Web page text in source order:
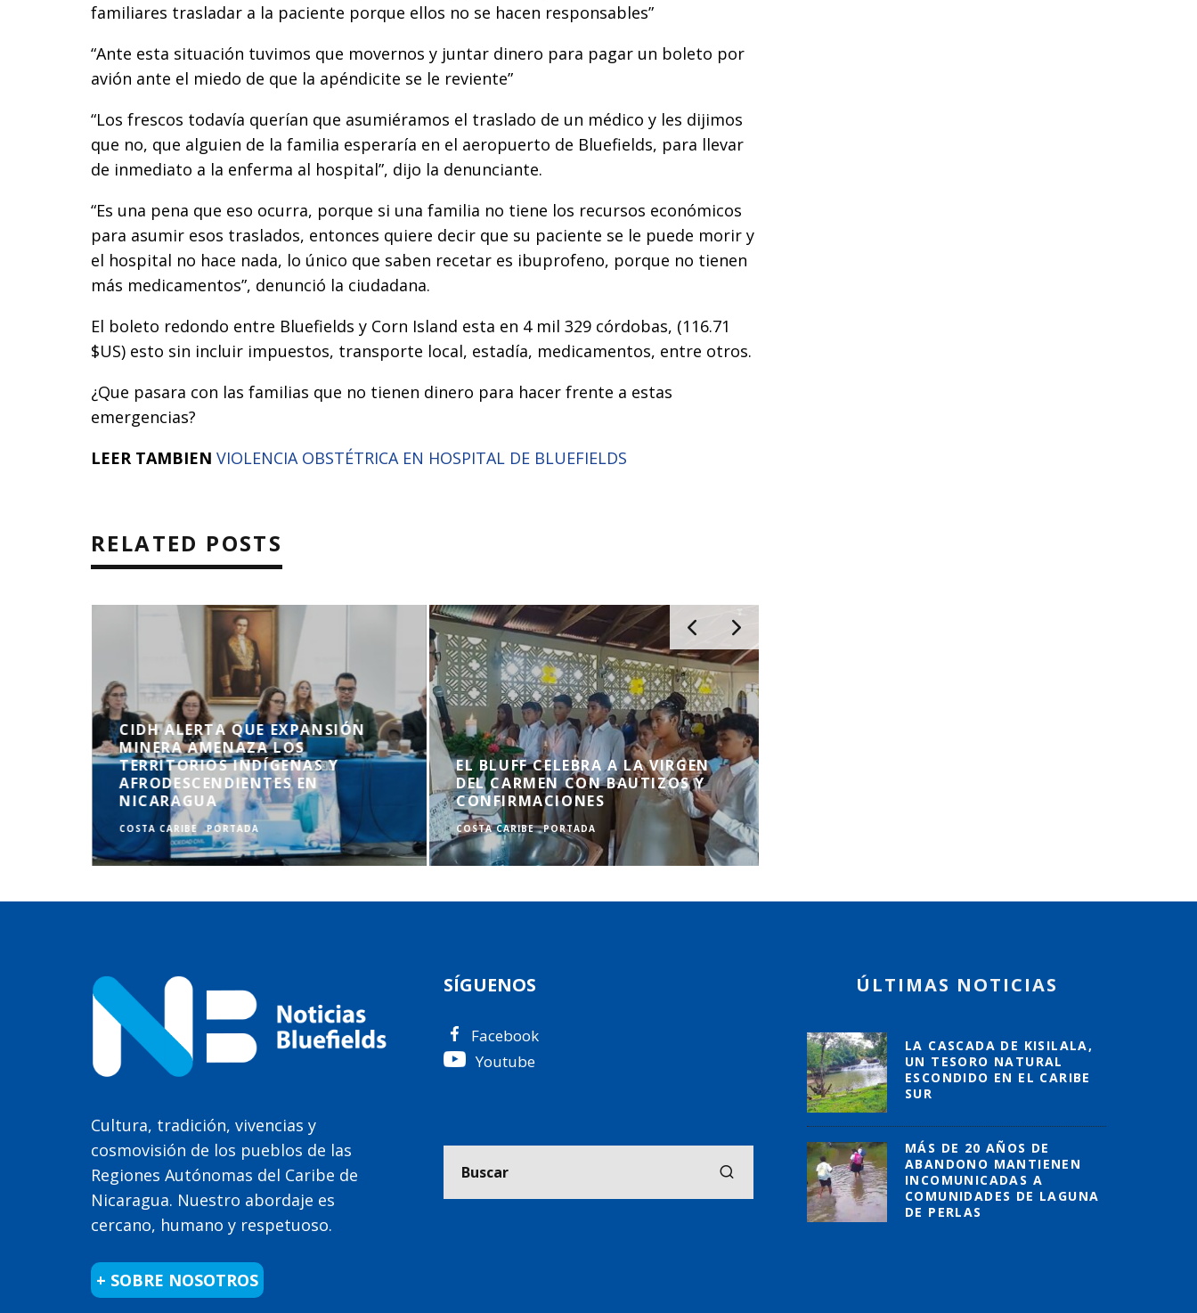
familiares trasladar a la paciente porque ellos no se hacen responsables”
“Ante esta situación tuvimos que movernos y juntar dinero para pagar un boleto por
avión ante el miedo de que la apéndicite se le reviente”
“Los frescos todavía querían que asumiéramos el traslado de un médico y les dijimos
que no, que alguien de la familia esperaría en el aeropuerto de Bluefields, para llevar
de inmediato a la enferma al hospital”, dijo la denunciante.
“Es una pena que eso ocurra, porque si una familia no tiene los recursos económicos
para asumir esos traslados, entonces quiere decir que su paciente se le puede morir y
el hospital no hace nada, lo único que saben recetar es ibuprofeno, porque no tienen
más medicamentos”, denunció la ciudadana.
El boleto redondo entre Bluefields y Corn Island esta en 4 mil 329 córdobas, (116.71
$US) esto sin incluir impuestos, transporte local, estadía, medicamentos, entre otros.
¿Que pasara con las familias que no tienen dinero para hacer frente a estas
emergencias?
LEER TAMBIEN VIOLENCIA OBSTÉTRICA EN HOSPITAL DE BLUEFIELDS
RELATED POSTS
CIDH ALERTA QUE EXPANSIÓN
MINERA AMENAZA LOS
TERRITORIOS INDÍGENAS Y
AFRODESCENDIENTES EN
NICARAGUA
COSTA CARIBE PORTADA
EL BLUFF CELEBRA A LA VIRGEN
DEL CARMEN CON BAUTIZOS Y
CONFIRMACIONES
COSTA CARIBE PORTADA
Cultura, tradición, vivencias y
cosmovisión de los pueblos de las
Regiones Autónomas del Caribe de
Nicaragua. Nuestro abordaje es
cercano, humano y respetuoso.
+ SOBRE NOSOTROS
SÍGUENOS
Facebook
Youtube
ÚLTIMAS NOTICIAS
LA CASCADA DE KISILALA,
UN TESORO NATURAL
ESCONDIDO EN EL CARIBE
SUR
MÁS DE 20 AÑOS DE
ABANDONO MANTIENEN
INCOMUNICADAS A
COMUNIDADES DE LAGUNA
DE PERLAS